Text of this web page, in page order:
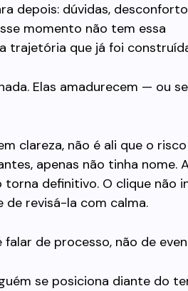
depois: dúvidas,
momento não tem essa
trajetória que já foi
Elas amadurecem — ou se
clareza, não é ali que o risco
apenas não tinha nome.
definitivo. O clique não
de revisá-la com calma.
de processo, não de
se posiciona diante do